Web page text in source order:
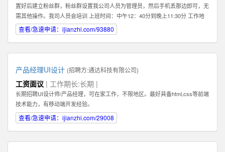
置好后建立粉丝群，粉丝群设置我公司人员为管理员，然后手机丢那边即可，无
需其他操作。我司人员会培训 上班时间：中午12：40分到晚上11:30分 工作地
点：任意，有网络有电即可 工作要求：配合，如抖音提示需要扫脸配合扫脸 其
他福利：播满10天额外奖励200元 应聘地：全国皆可
查看/急速申请：ijianzhi.com/93880
产品经理UI设计 (招聘方:通达科技有限公司)
工资面议 | 工作期长:长期 |
长期招聘UI设计师/产品经理，可在家工作，不限地区。最好具备html,css等前端
技术能力，有移动端开发经验。
查看/急速申请：ijianzhi.com/29008